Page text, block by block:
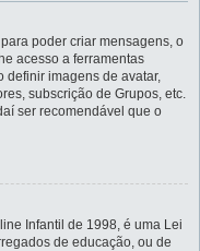
poder criar mensagens, o
acesso a ferramentas
definir imagens de avatar,
subscrição de Grupos, etc.
ser recomendável que o
Infantil de 1998, é uma Lei
de educação, ou de